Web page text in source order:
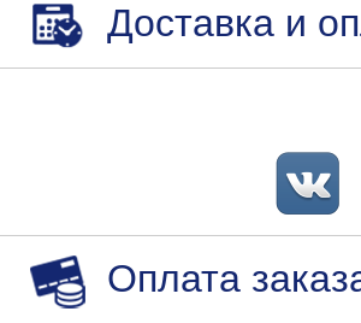
Доставка и
Оплата